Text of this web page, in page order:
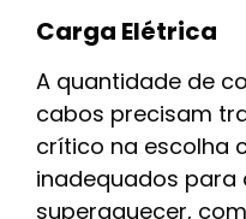
Carga Elétrica
A quantidade de
cabos precisam
crítico na escolha
inadequados
superaquecer,